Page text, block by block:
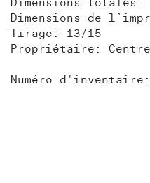
Dimensions de
Tirage: 13/15
Propriétaire:
Numéro